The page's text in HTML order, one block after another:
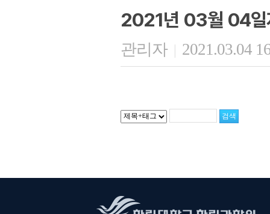
2021년 03월 04일
관리자 | 2021.03.04